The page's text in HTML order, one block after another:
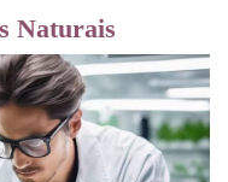
Naturais